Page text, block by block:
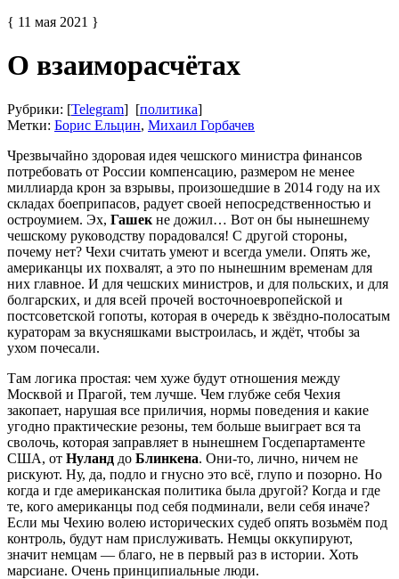
{ 11 мая 2021 }
О взаиморасчётах
Рубрики: [Telegram] [политика]
Метки: Борис Ельцин, Михаил Горбачев
Чрезвычайно здоровая идея чешского министра финансов
потребовать от России компенсацию, размером не менее
миллиарда крон за взрывы, произошедшие в 2014 году на их
складах боеприпасов, радует своей непосредственностью и
остроумием. Эх, Гашек не дожил… Вот он бы нынешнему
чешскому руководству порадовался! С другой стороны,
почему нет? Чехи считать умеют и всегда умели. Опять же,
американцы их похвалят, а это по нынешним временам для
них главное. И для чешских министров, и для польских, и для
болгарских, и для всей прочей восточноевропейской и
постсоветской гопоты, которая в очередь к звёздно-полосатым
кураторам за вкусняшками выстроилась, и ждёт, чтобы за
ухом почесали.
Там логика простая: чем хуже будут отношения между
Москвой и Прагой, тем лучше. Чем глубже себя Чехия
закопает, нарушая все приличия, нормы поведения и какие
угодно практические резоны, тем больше выиграет вся та
сволочь, которая заправляет в нынешнем Госдепартаменте
США, от Нуланд до Блинкена. Они-то, лично, ничем не
рискуют. Ну, да, подло и гнусно это всё, глупо и позорно. Но
когда и где американская политика была другой? Когда и где
те, кого американцы под себя подминали, вели себя иначе?
Если мы Чехию волею исторических судеб опять возьмём под
контроль, будут нам прислуживать. Немцы оккупируют,
значит немцам — благо, не в первый раз в истории. Хоть
марсиане. Очень принципиальные люди.